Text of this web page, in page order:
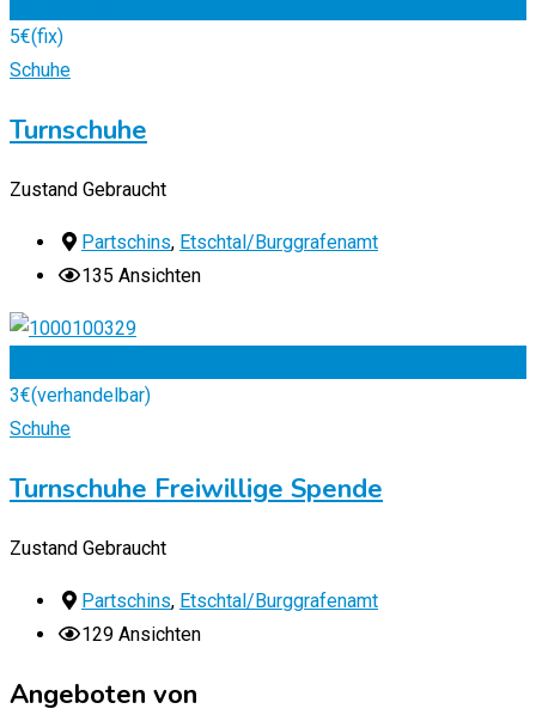
5€(fix)
Schuhe
Turnschuhe
Zustand Gebraucht
Partschins, Etschtal/Burggrafenamt
135 Ansichten
3€(verhandelbar)
Schuhe
Turnschuhe Freiwillige Spende
Zustand Gebraucht
Partschins, Etschtal/Burggrafenamt
129 Ansichten
Angeboten von